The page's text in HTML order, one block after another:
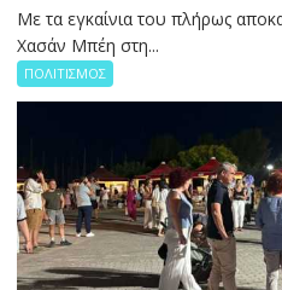
Με τα εγκαίνια του πλήρως
Χασάν Μπέη στη...
ΠΟΛΙΤΙΣΜΟΣ